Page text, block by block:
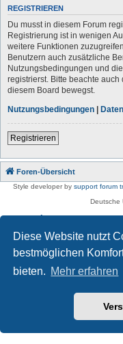
Diese Website nutzt
bestmöglichen
bieten. Mehr erfahren
REGISTRIEREN
Du musst in diesem Forum
Registrierung ist in wenigen
weitere Funktionen
Benutzern auch zusätzliche
Nutzungsbedingungen und
registrierst. Bitte beachte
diesem Board bewegst.
Nutzungsbedingungen |
Registrieren
Foren-Übersicht
Style developer by support forum
Deutsche
Impressum